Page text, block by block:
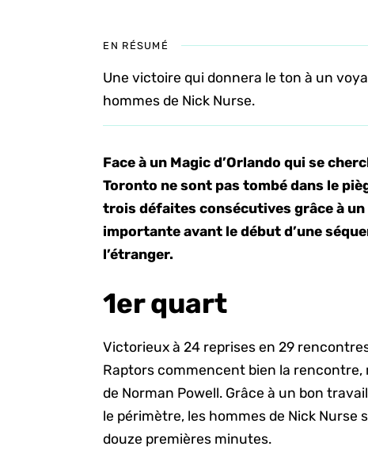
EN RÉSUMÉ
Une victoire qui donnera le ton à un
hommes de Nick Nurse.
Face à un Magic d’Orlando qui se
Toronto ne sont pas tombé dans le
trois défaites consécutives grâce à un
importante avant le début d’une
l’étranger.
1er quart
Victorieux à 24 reprises en 29
Raptors commencent bien la rencontre,
de Norman Powell. Grâce à un bon
le périmètre, les hommes de Nick
douze premières minutes.